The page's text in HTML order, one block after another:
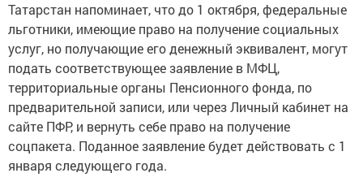
Татарстан напоминает, что до 1 октября, федеральные
льготники, имеющие право на получение социальных
услуг, но получающие его денежный эквивалент, могут
подать соответствующее заявление в МФЦ,
территориальные органы Пенсионного фонда, по
предварительной записи, или через Личный кабинет на
сайте ПФР, и вернуть себе право на получение
соцпакета. Поданное заявление будет действовать с 1
января следующего года.